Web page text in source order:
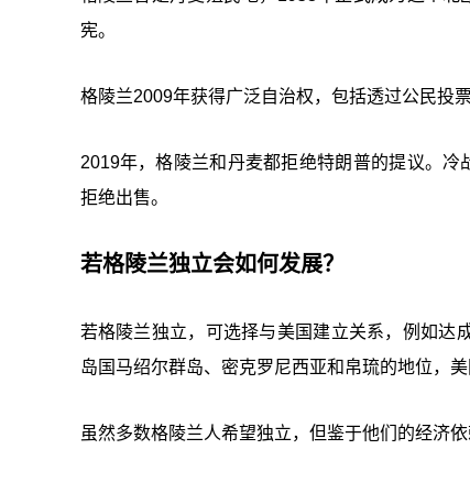
宪。
格陵兰2009年获得广泛自治权，包括透过公民投
2019年，格陵兰和丹麦都拒绝特朗普的提议。
拒绝出售。
若格陵兰独立会如何发展？
若格陵兰独立，可选择与美国建立关系，例如达
岛国马绍尔群岛、密克罗尼西亚和帛琉的地位，
虽然多数格陵兰人希望独立，但鉴于他们的经济